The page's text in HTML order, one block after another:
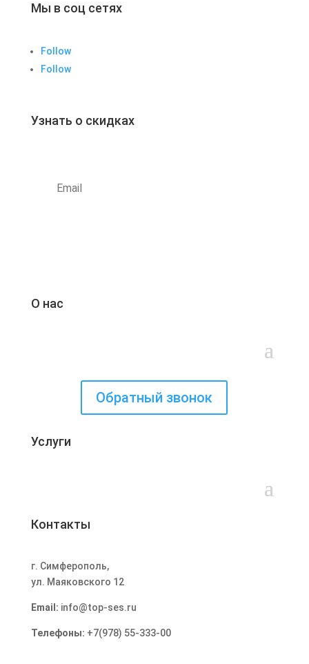
Мы в соц сетях
Follow
Follow
Узнать о скидках
О нас
Обратный звонок
Услуги
Контакты
г. Симферополь,
ул. Маяковского 12
Email: info@top-ses.ru
Телефоны: +7(978) 55-333-00